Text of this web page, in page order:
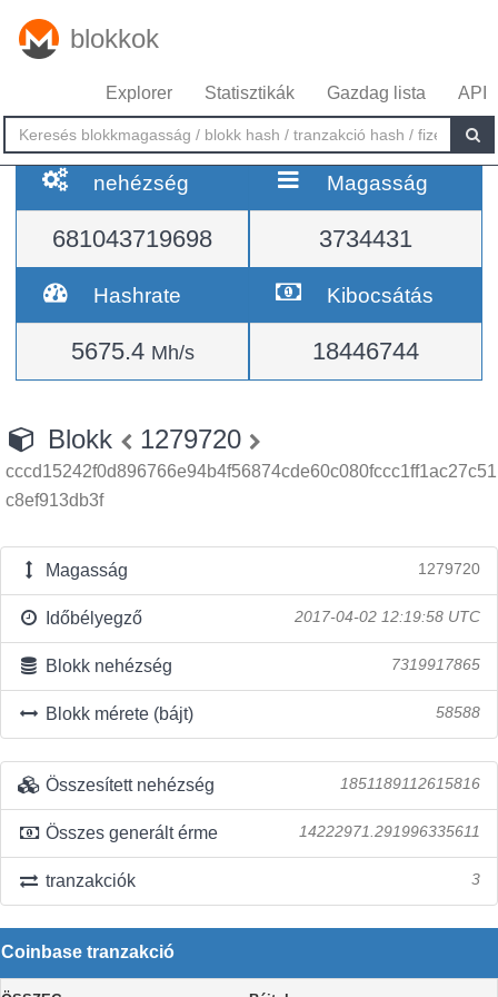
blokkok
Explorer Statisztikák Gazdag lista API
nehézség
681043719698
Magasság
3734431
Hashrate
5675.4 Mh/s
Kibocsátás
18446744
Blokk 1279720
cccd15242f0d896766e94b4f56874cde60c080fccc1ff1ac27c51
c8ef913db3f
Magasság 1279720
Időbélyegző 2017-04-02 12:19:58 UTC
Blokk nehézség 7319917865
Blokk mérete (bájt) 58588
Összesített nehézség 1851189112615816
Összes generált érme 14222971.291996335611
tranzakciók 3
Coinbase tranzakció